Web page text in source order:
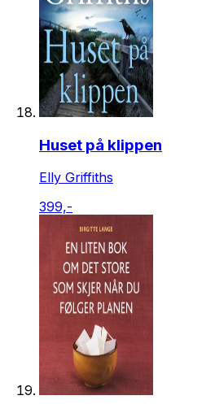
Huset på klippen
Elly Griffiths
399,-